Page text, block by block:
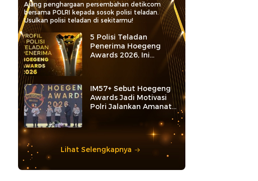
Ajang penghargaan persembahan detikcom
bersama POLRI kepada sosok polisi teladan.
Usulkan polisi teladan di sekitarmu!
5 Polisi Teladan
Penerima Hoegeng
Awards 2026, Ini
Kategori dan Kiprahnya
IM57+ Sebut Hoegeng
Awards Jadi Motivasi
Polri Jalankan Amanat
Lihat Selengkapnya